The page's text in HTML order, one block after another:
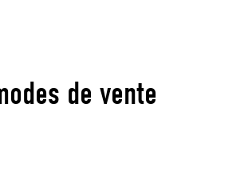
de vente